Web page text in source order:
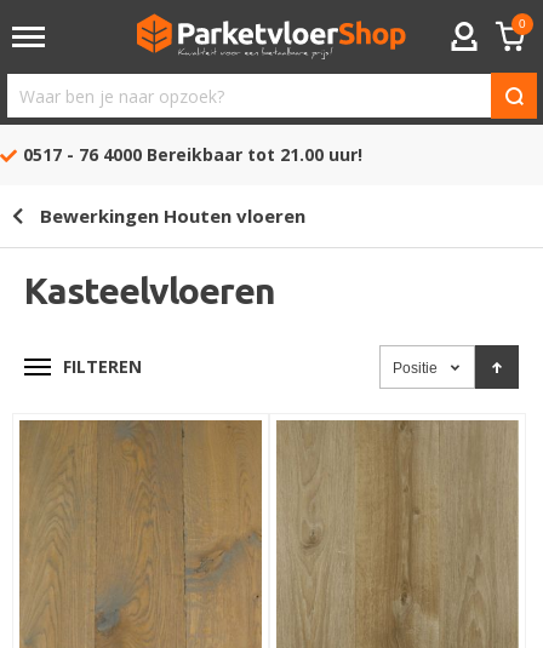
ACCOUNT
0
Waar
ben
opzoek?
0517 - 76 4000 Bereikbaar tot 21.00 uur!
Bewerkingen Houten vloeren
Kasteelvloeren
FILTEREN Positie